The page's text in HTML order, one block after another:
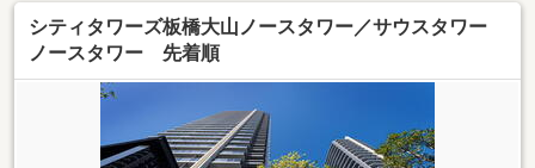
シティタワーズ板橋大山ノースタワー／サウスタワー
ノースタワー 先着順